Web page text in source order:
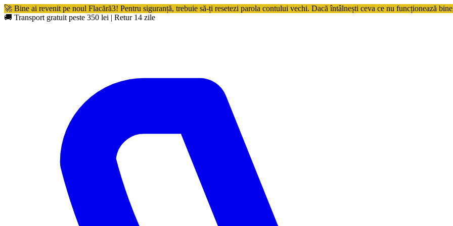
🚀 Bine ai revenit pe noul Flacără3! Pentru siguranță, trebuie să-ți resetezi parola contului vechi. Dacă întâlnești ceva ce nu funcționează
🚚 Transport gratuit peste 350 lei | Retur 14 zile